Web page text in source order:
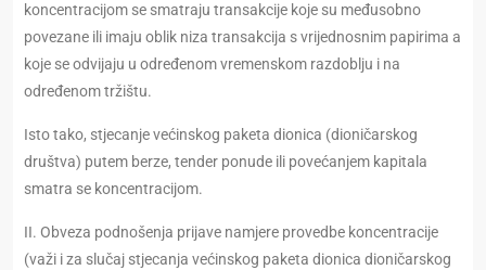
koncentracijom se smatraju transakcije koje su međusobno
povezane ili imaju oblik niza transakcija s vrijednosnim papirima a
koje se odvijaju u određenom vremenskom razdoblju i na
određenom tržištu.
Isto tako, stjecanje većinskog paketa dionica (dioničarskog
društva) putem berze, tender ponude ili povećanjem kapitala
smatra se koncentracijom.
II. Obveza podnošenja prijave namjere provedbe koncentracije
(važi i za slučaj stjecanja većinskog paketa dionica dioničarskog